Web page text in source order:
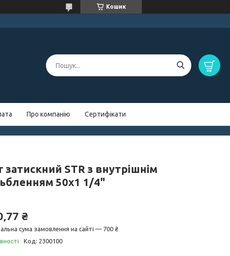
Кошик
Про компанію Сертифікати
затискний STR з внутрішнім
50х1 1/4"
₴
сума замовлення на сайті — 700 ₴
Код: 2300100